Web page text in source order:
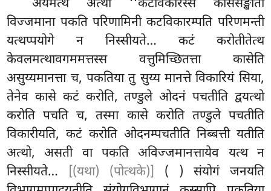
अयमेत्थ अत्थो ‘‘कटविकारस्स काससङ्खाता
विज्जमाना पकति परिणामिनी कटविकारम्पति परिणमन्ती
यत्थप्पयोगे न निस्सीयते… कटं करोतीतेत्थ
केवलमत्थावगममत्तस्स वत्तुमिच्छितत्ता कासेति
असुय्यमानत्ता च, पकतिया तु सुय्य मानत्ते विकारियं सिया,
तेनेव कासे कटं करोति, तण्डुले ओदनं पचतीति द्वयत्थो
करोति पचति च, तस्मा कासे करोति तण्डुले पचतीति
विकारीयति, कटं करोति ओदनम्पचतीति निब्बत्ती यतीति
अत्थो, असती वा पकति अविज्जमानत्तायेव यत्थ न
निस्सीयते…
[(यथा) (पोत्थके)]
( ) संयोगं जनयति